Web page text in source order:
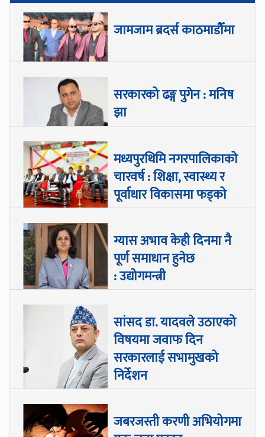
जामजाम ब्रदर्स काठमाडौँमा
सरकारको ढङ्ग पुगेन : मनिष
झा
मध्यपुरथिमि नगरपालिकाको
चारवर्ष : शिक्षा, स्वास्थ्य र
पूर्वाधार विकासमा फड्को
ग्यास अभाव केही दिनमा नै
पूर्ण समाधान हुनेछ
: उद्योगमन्त्री
सांसद डा‍‍. यादवले उठाएको
विषयमा जवाफ दिन
सरकारलाई सभामुखको
निर्देशन
जबरजस्ती करणी अभियोगमा